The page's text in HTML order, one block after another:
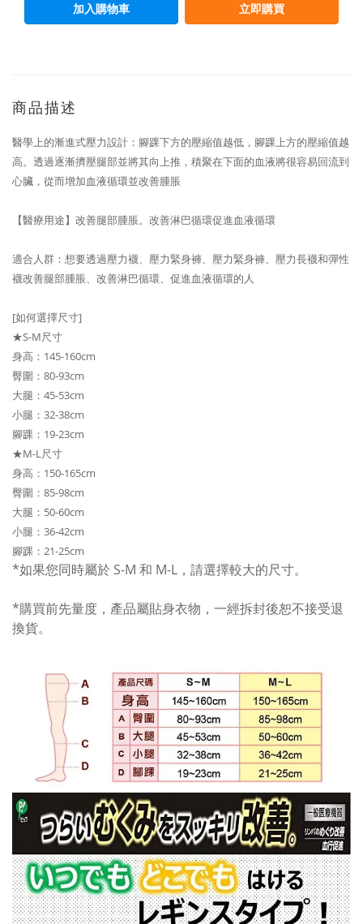
加入購物車 立即購買
商品描述
醫學上的漸進式壓力設計：腳踝下方的壓縮值越低，腳踝上方的壓縮值越
高。透過逐漸擠壓腿部並將其向上推，積聚在下面的血液將很容易回流到
心臟，從而增加血液循環並改善腫脹
【醫療用途】改善腿部腫脹。改善淋巴循環促進血液循環
適合人群：想要透過壓力襪、壓力緊身褲、壓力緊身褲、壓力長襪和彈性
襪改善腿部腫脹、改善淋巴循環、促進血液循環的人
[如何選擇尺寸]
★S-M尺寸
身高：145-160cm
臀圍：80-93cm
大腿：45-53cm
小腿：32-38cm
腳踝：19-23cm
★M-L尺寸
身高：150-165cm
臀圍：85-98cm
大腿：50-60cm
小腿：36-42cm
腳踝：21-25cm
*如果您同時屬於 S-M 和 M-L，請選擇較大的尺寸。
*購買前先量度，產品屬貼身衣物，一經拆封後恕不接受退
換貨。